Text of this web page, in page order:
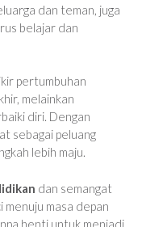
dan teman, juga
belajar dan
pertumbuhan
melainkan
diri. Dengan
sebagai peluang
lebih maju.
dan semangat
menuju masa depan
henti untuk menjadi